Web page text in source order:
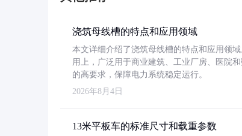
浇筑母线槽的特点和应用领域
本文详细介绍了浇筑母线槽的特点和应用领
用上，广泛用于商业建筑、工业厂房、医院
的高要求，保障电力系统稳定运行。
2026年8月4日
13米平板车的标准尺寸和载重参数